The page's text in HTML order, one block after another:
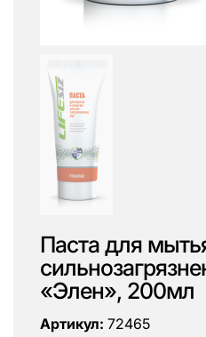
Паста для
«Элен», 200мл
Артикул: 72465